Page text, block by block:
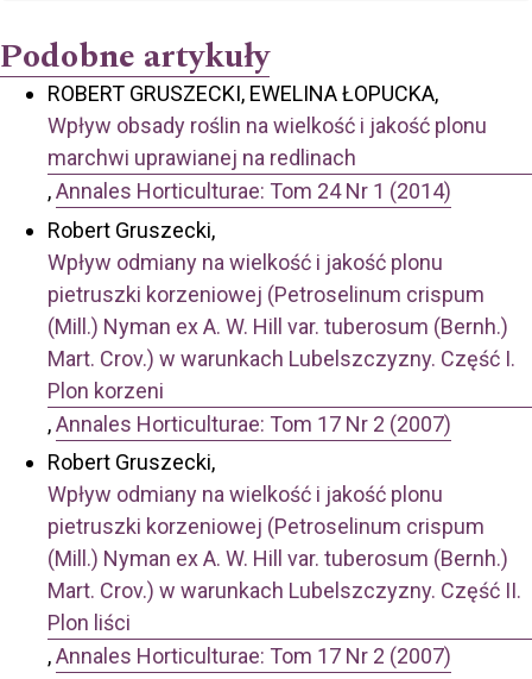
Podobne artykuły
ROBERT GRUSZECKI, EWELINA ŁOPUCKA,
Wpływ obsady roślin na wielkość i jakość plonu
marchwi uprawianej na redlinach
,Annales Horticulturae: Tom 24 Nr 1 (2014)
Robert Gruszecki,
Wpływ odmiany na wielkość i jakość plonu
pietruszki korzeniowej (Petroselinum crispum
(Mill.) Nyman ex A. W. Hill var. tuberosum (Bernh.)
Mart. Crov.) w warunkach Lubelszczyzny. Część I.
Plon korzeni
,Annales Horticulturae: Tom 17 Nr 2 (2007)
Robert Gruszecki,
Wpływ odmiany na wielkość i jakość plonu
pietruszki korzeniowej (Petroselinum crispum
(Mill.) Nyman ex A. W. Hill var. tuberosum (Bernh.)
Mart. Crov.) w warunkach Lubelszczyzny. Część II.
Plon liści
,Annales Horticulturae: Tom 17 Nr 2 (2007)